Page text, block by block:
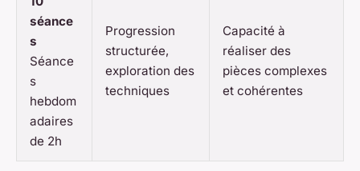
séance
s
Séance
s
hebdom
adaires
de 2h
Progression
structurée,
exploration des
techniques
Capacité à
réaliser des
pièces complexes
et cohérentes